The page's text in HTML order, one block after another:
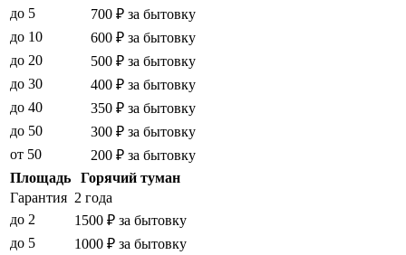
до 5
700 ₽ за бытовку
до 10
600 ₽ за бытовку
до 20
500 ₽ за бытовку
до 30
400 ₽ за бытовку
до 40
350 ₽ за бытовку
до 50
300 ₽ за бытовку
от 50
200 ₽ за бытовку
Площадь
Горячий туман
Гарантия 2 года
до 2
1500 ₽ за бытовку
до 5
1000 ₽ за бытовку